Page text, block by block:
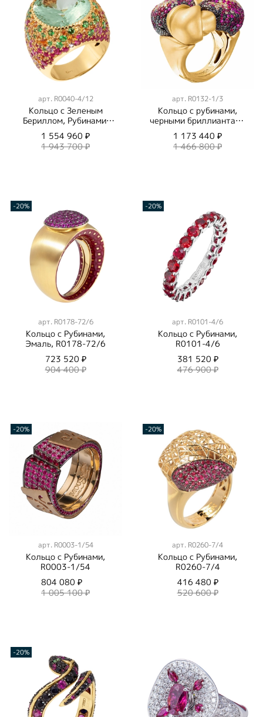
арт. R0040-4/12
Кольцо с Зеленым
Бериллом, Рубинами,
Цаворитами и
Цветными сапфирами,
R0040-4/12
1 554 960 ₽
1 943 700 ₽
арт. R0132-1/3
Кольцо с рубинами,
черными бриллиантами
и бриллиантами
шампань, R0132-1/3
1 173 440 ₽
1 466 800 ₽
-20%
арт. R0178-72/6
Кольцо с Рубинами,
Эмаль, R0178-72/6
723 520 ₽
904 400 ₽
-20%
арт. R0101-4/6
Кольцо c Рубинами,
R0101-4/6
381 520 ₽
476 900 ₽
-20%
арт. R0003-1/54
Кольцо с Рубинами,
R0003-1/54
804 080 ₽
1 005 100 ₽
-20%
арт. R0260-7/4
Кольцо с Рубинами,
R0260-7/4
416 480 ₽
520 600 ₽
-20%